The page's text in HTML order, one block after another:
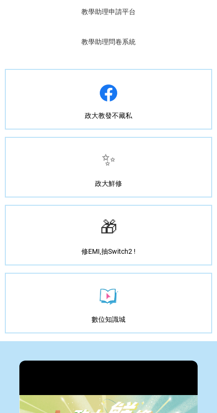
教學助理申請平台
教學助理問卷系統
政大教發不藏私
✨
政大鮮修
🎁
修EMI,抽Switch2 !
數位知識城